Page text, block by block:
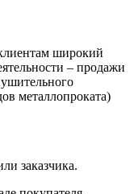
широкий
– продажи
металлопроката)
заказчика.